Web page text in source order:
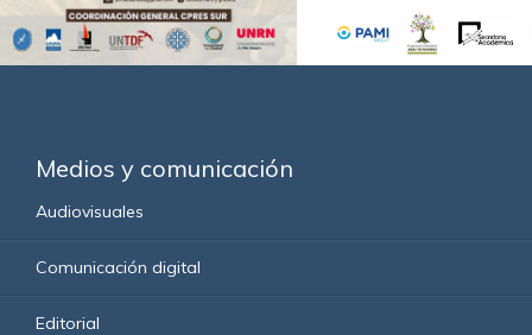
Medios y comunicación
Audiovisuales
Comunicación digital
Editorial